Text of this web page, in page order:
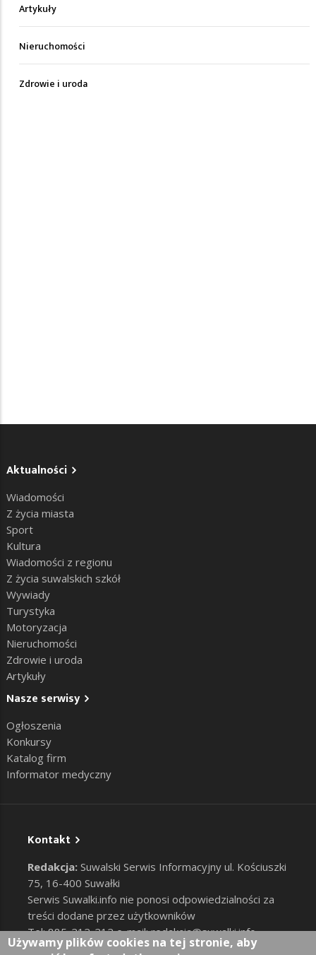
Artykuły
Nieruchomości
Zdrowie i uroda
Aktualności
Wiadomości
Z życia miasta
Sport
Kultura
Wiadomości z regionu
Z życia suwalskich szkół
Wywiady
Turystyka
Motoryzacja
Nieruchomości
Zdrowie i uroda
Artykuły
Nasze serwisy
Ogłoszenia
Konkursy
Katalog firm
Informator medyczny
Kontakt
Redakcja: Suwalski Serwis Informacyjny ul. Kościuszki
75, 16-400 Suwałki
Serwis Suwalki.info nie ponosi odpowiedzialności za
treści dodane przez użytkowników
Tel: 885-212-212 e-mail:redakcja@suwalki.info,
reklama@suwalki.info
Używamy plików cookies na tej stronie, aby